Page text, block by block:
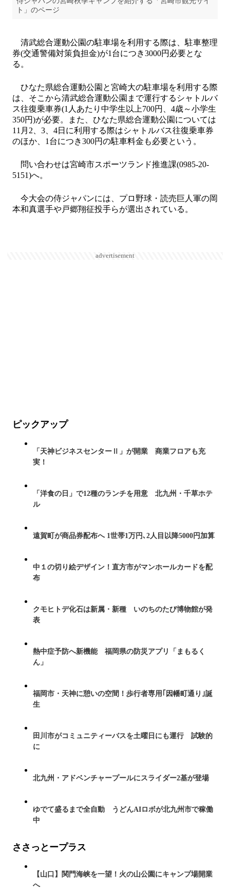
ト」のページ
清武総合運動公園の駐車場を利用する際は、駐車整理
券(交通警備対策負担金)が1台につき3000円必要とな
る。
ひなた県総合運動公園と宮崎大の駐車場を利用する際
は、そこから清武総合運動公園まで運行するシャトルバ
ス往復乗車券(1人あたり中学生以上700円、4歳～小学生
350円)が必要。また、ひなた県総合運動公園については
11月2、3、4日に利用する際はシャトルバス往復乗車券
のほか、1台につき300円の駐車料金も必要という。
問い合わせは宮崎市スポーツランド推進課(0985-20-
5151)へ。
今大会の侍ジャパンには、プロ野球・読売巨人軍の岡
本和真選手や戸郷翔征投手らが選出されている。
advertisement
ピックアップ
「天神ビジネスセンターⅡ」が開業 商業フロアも充
実！
「洋食の日」で12種のランチを用意 北九州・千草ホテ
ル
遠賀町が商品券配布へ 1世帯1万円､2人目以降5000円加算
中１の切り絵デザイン！直方市がマンホールカードを配
布
クモヒトデ化石は新属・新種 いのちのたび博物館が発
表
熱中症予防へ新機能 福岡県の防災アプリ「まもるく
ん」
福岡市・天神に憩いの空間！歩行者専用｢因幡町通り｣誕
生
田川市がコミュニティーバスを土曜日にも運行 試験的
に
北九州・アドベンチャープールにスライダー2基が登場
ゆでて盛るまで全自動 うどんAIロボが北九州市で稼働
中
ささっとープラス
【山口】関門海峡を一望！火の山公園にキャンプ場開業
へ